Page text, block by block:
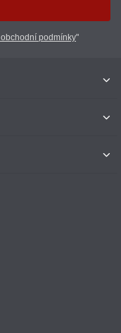
podmínky"